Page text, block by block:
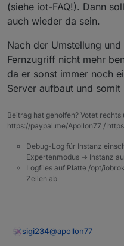
(siehe iot-FAQ!). Dann
auch wieder da sein.
Nach der Umstellung
Fernzugriff nicht mehr
da er sonst immer noch
Server aufbaut und somit
Beitrag hat geholfen? Votet
https://paypal.me/Apollon77 /
Debug-Log für Instanz
Expertenmodus -> Instanz
Logfiles auf Platte /opt/
Zeilen ab
sigi234@apollon77